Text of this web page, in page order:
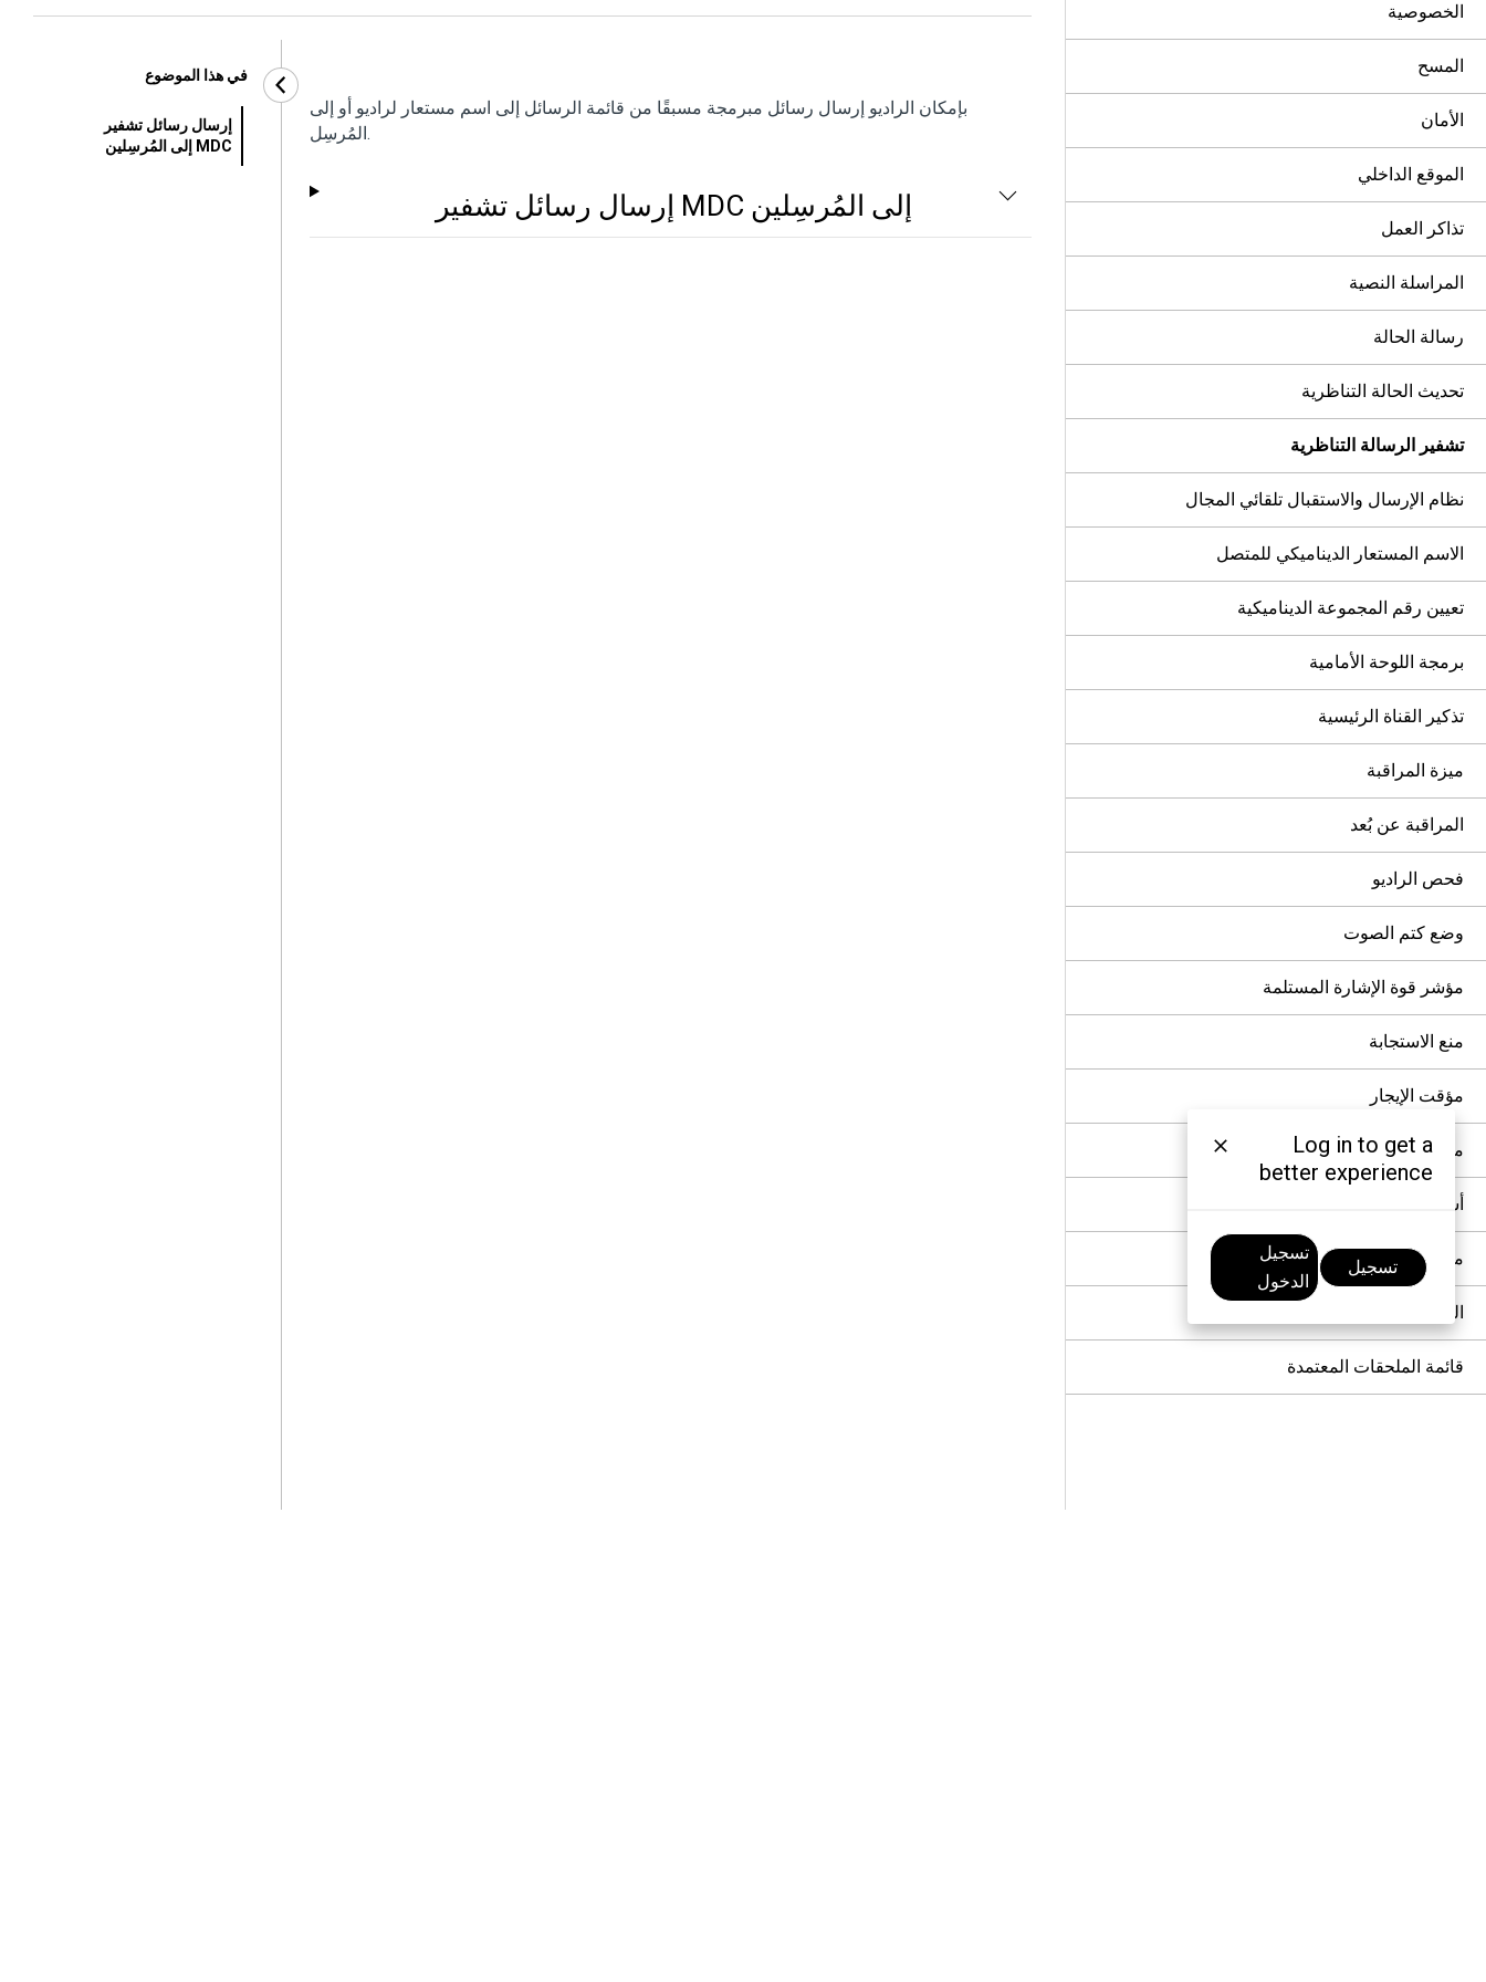
الخصوصية
المسح
الأمان
الموقع الداخلي
تذاكر العمل
المراسلة النصية
رسالة الحالة
تحديث الحالة التناظرية
تشفير الرسالة التناظرية
نظام الإرسال والاستقبال تلقائي المجال
الاسم المستعار الديناميكي للمتصل
تعيين رقم المجموعة الديناميكية
برمجة اللوحة الأمامية
تذكير القناة الرئيسية
ميزة المراقبة
المراقبة عن بُعد
فحص الراديو
وضع كتم الصوت
مؤشر قوة الإشارة المستلمة
منع الاستجابة
مؤقت الإيجار
منع الإرسال
أسبقية المكالمات
مقاطعة الصوت
البرمجة عبر الأثير
قائمة الملحقات المعتمدة
بإمكان الراديو إرسال رسائل مبرمجة مسبقًا من قائمة الرسائل إلى اسم مستعار لراديو أو إلى
المُرسِل.
إرسال رسائل تشفير MDC إلى المُرسِلين
في هذا الموضوع
إرسال رسائل تشفير
MDC إلى المُرسِلين
Log in to get a
better experience
تسجيل
تسجيل
الدخول